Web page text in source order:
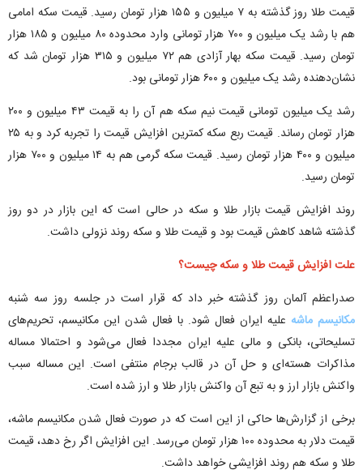
قیمت طلا روز گذشته به ۷ میلیون و ۱۵۵ هزار تومان رسید. قیمت سکه امامی
هم با رشد یک میلیون و ۷۰۰ هزار تومانی وارد محدوده ۸۰ میلیون و ۱۸۵ هزار
تومان رسید. قیمت سکه بهار آزادی هم ۷۲ میلیون و ۳۱۵ هزار تومان شد که
نشان‌دهنده رشد یک میلیون و ۶۰۰ هزار تومانی بود.
رشد یک میلیون تومانی قیمت نیم سکه هم آن را به قیمت ۴۳ میلیون و ۲۰۰
هزار تومان رساند. قیمت ربع سکه کمترین افزایش قیمت را تجربه کرد و به ۲۵
میلیون و ۴۰۰ هزار تومان رسید. قیمت سکه گرمی هم به ۱۴ میلیون و ۷۰۰ هزار
تومان رسید.
روند افزایش قیمت بازار طلا و سکه در حالی است که این بازار در دو روز
گذشته شاهد کاهش قیمت بود و قیمت طلا و سکه روند نزولی داشت.
علت افزایش قیمت طلا و سکه چیست؟
صدراعظم آلمان روز گذشته خبر داد که قرار است در جلسه روز سه شنبه
مکانیسم ماشه علیه ایران فعال شود. با فعال شدن این مکانیسم، تحریم‌های
تسلیحاتی، بانکی و مالی علیه ایران مجددا فعال می‌شود و احتمالا مساله
مذاکرات هسته‌ای و حل آن در قالب برجام منتفی است. این مساله سبب
واکنش بازار ارز و به تبع آن واکنش بازار طلا و ارز شده است.
برخی از گزارش‌ها حاکی از این است که در صورت فعال شدن مکانیسم ماشه،
قیمت دلار به محدوده ۱۰۰ هزار تومان می‌رسد. این افزایش اگر رخ دهد، قیمت
طلا و سکه هم روند افزایشی خواهد داشت.